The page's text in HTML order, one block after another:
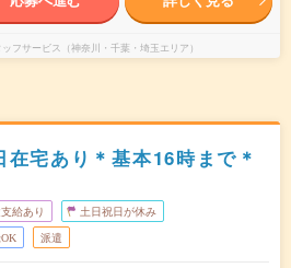
フサービス（神奈川・千葉・埼玉エリア）
宅あり＊基本16時まで＊
給あり 土日祝日が休み
派遣